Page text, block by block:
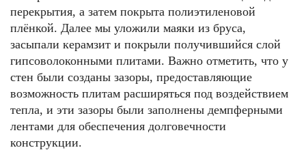
перекрытия, а затем покрыта полиэтиленовой
плёнкой. Далее мы уложили маяки из бруса,
засыпали керамзит и покрыли получившийся слой
гипсоволоконными плитами. Важно отметить, что у
стен были созданы зазоры, предоставляющие
возможность плитам расширяться под воздействием
тепла, и эти зазоры были заполнены демпферными
лентами для обеспечения долговечности
конструкции.